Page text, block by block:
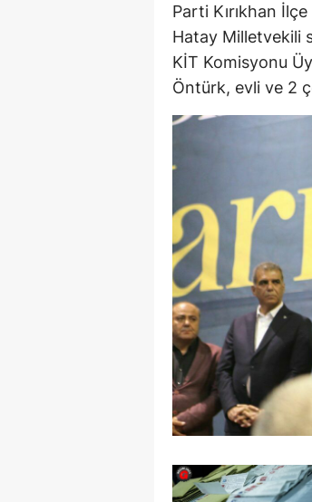
Parti Kırıkhan
Hatay Milletvekili
KİT Komisyonu
Öntürk, evli ve 2